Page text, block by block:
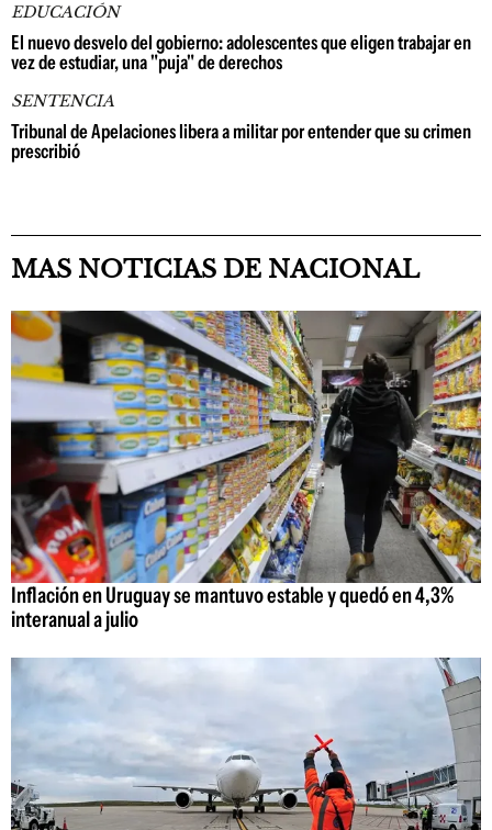
EDUCACIÓN
El nuevo desvelo del gobierno: adolescentes que eligen trabajar en
vez de estudiar, una "puja" de derechos
SENTENCIA
Tribunal de Apelaciones libera a militar por entender que su crimen
prescribió
MAS NOTICIAS DE NACIONAL
Inflación en Uruguay se mantuvo estable y quedó en 4,3%
interanual a julio